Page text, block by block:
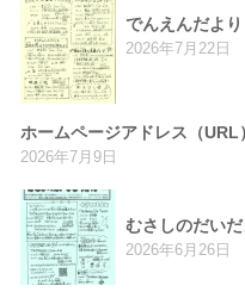
でんえんだよ
2026年7月22日
ホームページアドレス（URL
2026年7月9日
むさしのだい
2026年6月26日